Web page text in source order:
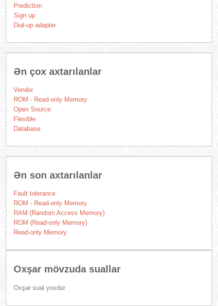
Prediction
Sign up
Dial-up adapter
Ən çox axtarılanlar
Vendor
ROM - Read-only Memory
Open Source
Flexible
Database
Ən son axtarılanlar
Fault tolerance
ROM - Read-only Memory
RAM (Random Access Memory)
ROM (Read-only Memory)
Read-only Memory
Oxşar mövzuda suallar
Oxşar sual yoxdur